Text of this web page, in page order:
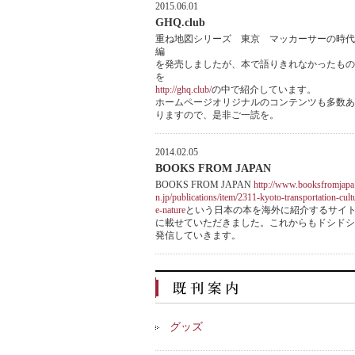
2015.06.01
GHQ.club
重ね地図シリーズ 東京 マッカーサーの時代
編
を発売しましたが、本で語りきれなかったもの
を
http://ghq.club/の中で紹介しています。
ホームページオリジナルのコンテンツも多数あ
りますので、是非ご一読を。
2014.02.05
BOOKS FROM JAPAN
BOOKS FROM JAPAN http://www.booksfromjapa
n.jp/publications/item/2311-kyoto-transportation-
e-natureという日本の本を海外に紹介するサイ
に載せていただきました。これからもドシドシ
発信していきます。
グッズ